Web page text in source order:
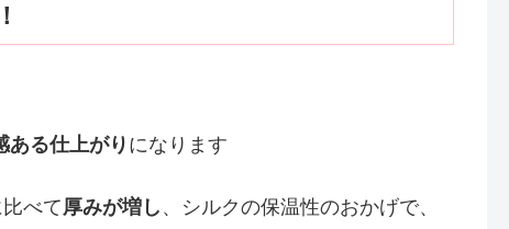
ある仕上がり になります
べて厚みが増し 、シルクの保温性のおかげで、